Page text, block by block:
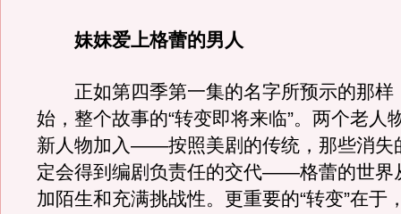
妹妹爱上格蕾的男人
正如第四季第一集的名字所预示的那样
始，整个故事的“转变即将来临”。两个老人
新人物加入——按照美剧的传统，那些消失
定会得到编剧负责任的交代——格蕾的世界
加陌生和充满挑战性。更重要的“转变”在于